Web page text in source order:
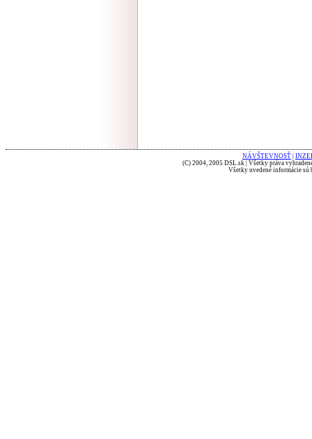
NÁVŠTEVNOSŤ
(C) 2004, 2005 DSL.sk | Všetky práva
Všetky uvedené informácie sú